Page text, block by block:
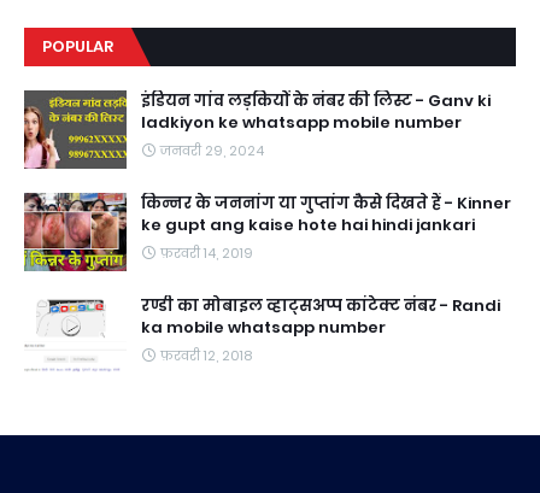
POPULAR
इंडियन गांव लड़कियों के नंबर की लिस्ट - Ganv ki
ladkiyon ke whatsapp mobile number
जनवरी 29, 2024
किन्नर के जननांग या गुप्तांग कैसे दिखते हैं - Kinner
ke gupt ang kaise hote hai hindi jankari
फ़रवरी 14, 2019
रण्डी का मोबाइल व्हाट्सअप्प कांटेक्ट नंबर - Randi
ka mobile whatsapp number
फ़रवरी 12, 2018